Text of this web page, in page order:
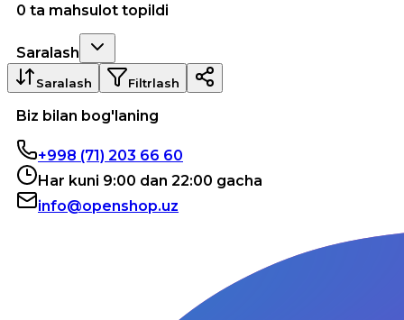
0 ta mahsulot topildi
Saralash
Saralash Filtrlash
Biz bilan bog'laning
+998 (71) 203 66 60
Har kuni 9:00 dan 22:00 gacha
info@openshop.uz